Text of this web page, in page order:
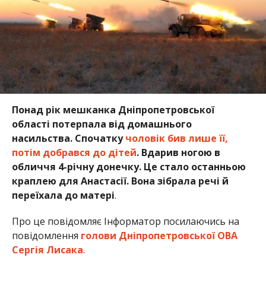
Понад рік мешканка Дніпропетровської
області потерпала від домашнього
насильства. Спочаткучоловік бив лише її,
потім добрався до дітей. Вдарив ногою в
обличчя 4-річну донечку. Це стало останньою
краплею для Анастасії. Вона зібрала речі й
переїхала до матері.
Про це повідомляє Інформатор посилаючись на
повідомлення голови Дніпропетровської ОВА
Сергія Лисака.